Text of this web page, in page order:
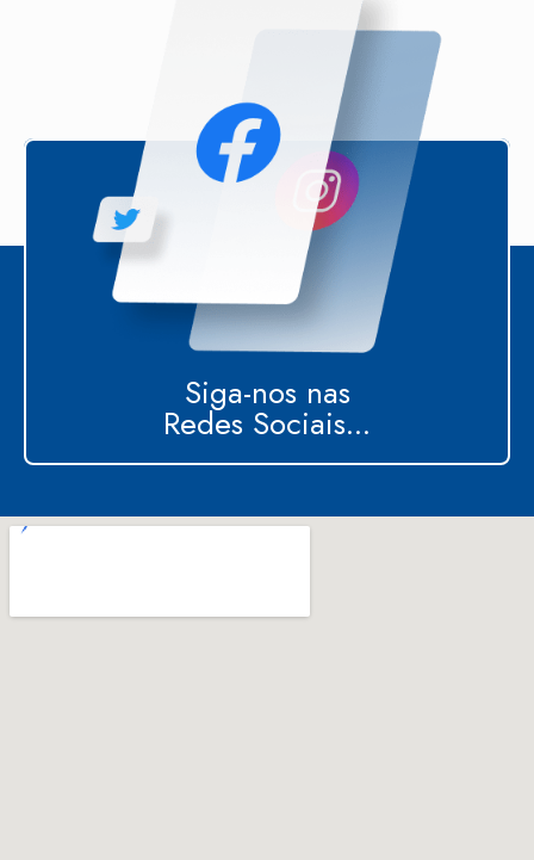
Siga-nos nas
Redes Sociais...